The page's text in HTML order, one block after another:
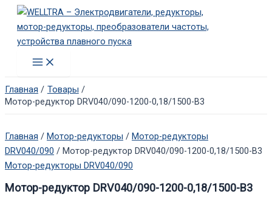
Перейти
содержимому
Main
Menu
Главная
Товары
Мотор-редуктор DRV040/090-1200-0,18/1500-В3
Главная / Мотор-редукторы / Мотор-редукторы
DRV040/090 / Мотор-редуктор DRV040/090-1200-0,18/1500-В3
Мотор-редукторы DRV040/090
Мотор-редуктор DRV040/090-1200-0,18/1500-В3